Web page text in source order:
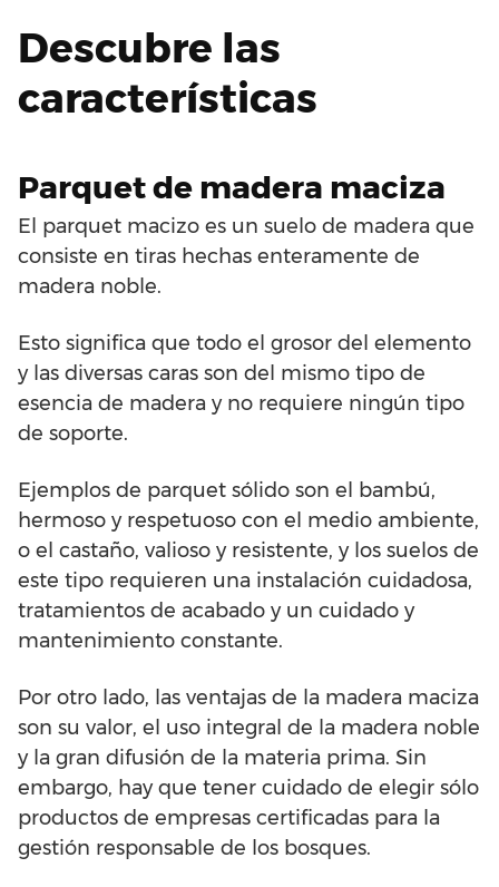
Descubre las
características
Parquet de madera maciza
El parquet macizo es un suelo de madera que
consiste en tiras hechas enteramente de
madera noble.
Esto significa que todo el grosor del elemento
y las diversas caras son del mismo tipo de
esencia de madera y no requiere ningún tipo
de soporte.
Ejemplos de parquet sólido son el bambú,
hermoso y respetuoso con el medio ambiente,
o el castaño, valioso y resistente, y los suelos de
este tipo requieren una instalación cuidadosa,
tratamientos de acabado y un cuidado y
mantenimiento constante.
Por otro lado, las ventajas de la madera maciza
son su valor, el uso integral de la madera noble
y la gran difusión de la materia prima. Sin
embargo, hay que tener cuidado de elegir sólo
productos de empresas certificadas para la
gestión responsable de los bosques.